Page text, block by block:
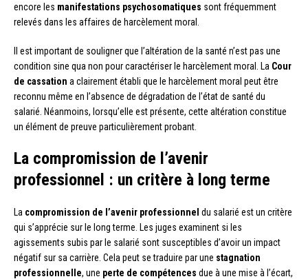
encore les manifestations psychosomatiques sont fréquemment
relevés dans les affaires de harcèlement moral.
Il est important de souligner que l’altération de la santé n’est pas une
condition sine qua non pour caractériser le harcèlement moral. La Cour
de cassation a clairement établi que le harcèlement moral peut être
reconnu même en l’absence de dégradation de l’état de santé du
salarié. Néanmoins, lorsqu’elle est présente, cette altération constitue
un élément de preuve particulièrement probant.
La compromission de l’avenir
professionnel : un critère à long terme
La compromission de l’avenir professionnel du salarié est un critère
qui s’apprécie sur le long terme. Les juges examinent si les
agissements subis par le salarié sont susceptibles d’avoir un impact
négatif sur sa carrière. Cela peut se traduire par une stagnation
professionnelle, une perte de compétences due à une mise à l’écart,